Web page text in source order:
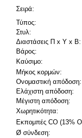
Σειρά:
Τύπος:
Στυλ:
Διαστάσεις Π x Y x B:
Βάρος:
Καύσιμο:
Μήκος κορμών:
Ονομαστική απόδοση:
Ελάχιστη απόδοση:
Μέγιστη απόδοση:
Χωρητικότητα:
Εκπομπές CO (13%
Ø σύνδεση: